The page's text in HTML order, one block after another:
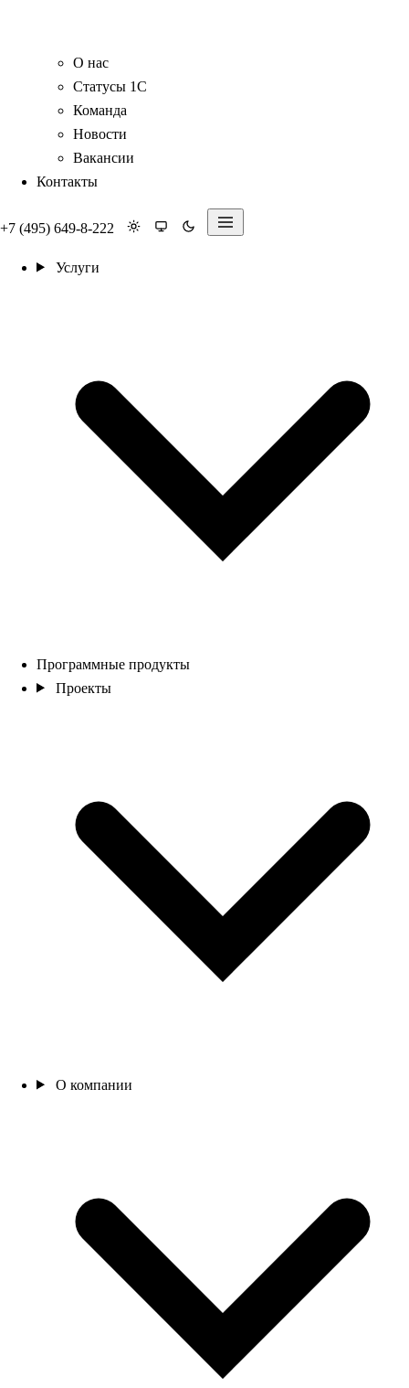
О нас
Статусы 1С
Команда
Новости
Вакансии
Контакты
+7 (495) 649-8-222
Услуги
Программные продукты
Проекты
О компании